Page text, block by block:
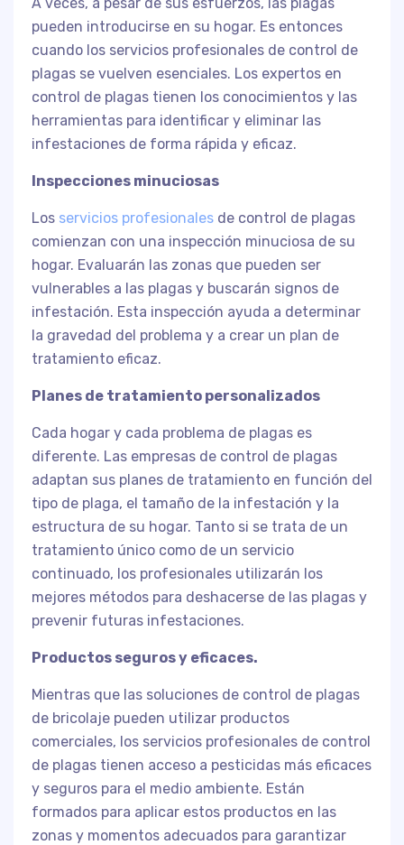
pueden introducirse en su hogar. Es entonces
cuando los servicios profesionales de control de
plagas se vuelven esenciales. Los expertos en
control de plagas tienen los conocimientos y las
herramientas para identificar y eliminar las
infestaciones de forma rápida y eficaz.
Inspecciones minuciosas
Los servicios profesionales de control de plagas
comienzan con una inspección minuciosa de su
hogar. Evaluarán las zonas que pueden ser
vulnerables a las plagas y buscarán signos de
infestación. Esta inspección ayuda a determinar
la gravedad del problema y a crear un plan de
tratamiento eficaz.
Planes de tratamiento personalizados
Cada hogar y cada problema de plagas es
diferente. Las empresas de control de plagas
adaptan sus planes de tratamiento en función del
tipo de plaga, el tamaño de la infestación y la
estructura de su hogar. Tanto si se trata de un
tratamiento único como de un servicio
continuado, los profesionales utilizarán los
mejores métodos para deshacerse de las plagas y
prevenir futuras infestaciones.
Productos seguros y eficaces.
Mientras que las soluciones de control de plagas
de bricolaje pueden utilizar productos
comerciales, los servicios profesionales de control
de plagas tienen acceso a pesticidas más eficaces
y seguros para el medio ambiente. Están
formados para aplicar estos productos en las
zonas y momentos adecuados para garantizar